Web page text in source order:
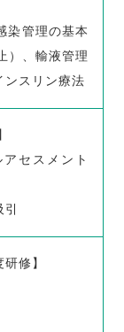
管理の基本
）、輸液管理
スリン療法
セスメント
修】